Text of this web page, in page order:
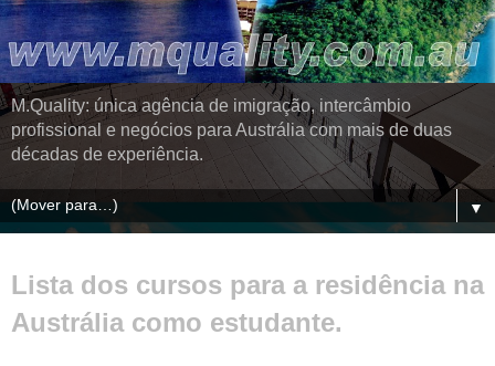
M.Quality: única agência de imigração, intercâmbio
profissional e negócios para Austrália com mais de duas
décadas de experiência.
▼
Lista dos cursos para a residência na
Austrália como estudante.